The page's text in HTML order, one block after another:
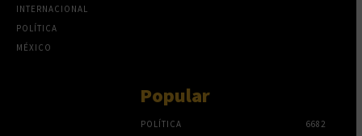
INTERNACIONAL
POLÍTICA
MÉXICO
Popular
POLÍTICA
6682